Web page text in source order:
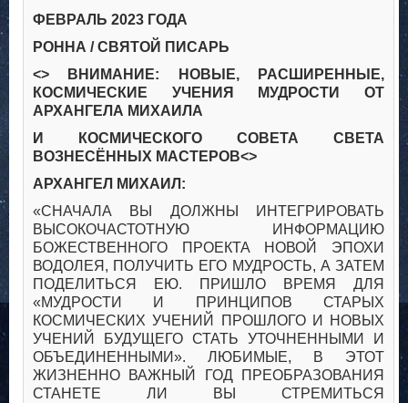
ФЕВРАЛЬ 2023 ГОДА
РОННА / СВЯТОЙ ПИСАРЬ
<> ВНИМАНИЕ: НОВЫЕ, РАСШИРЕННЫЕ,
КОСМИЧЕСКИЕ УЧЕНИЯ МУДРОСТИ ОТ
АРХАНГЕЛА МИХАИЛА
И КОСМИЧЕСКОГО СОВЕТА СВЕТА
ВОЗНЕСЁННЫХ МАСТЕРОВ<>
АРХАНГЕЛ МИХАИЛ:
«СНАЧАЛА ВЫ ДОЛЖНЫ ИНТЕГРИРОВАТЬ
ВЫСОКОЧАСТОТНУЮ ИНФОРМАЦИЮ
БОЖЕСТВЕННОГО ПРОЕКТА НОВОЙ ЭПОХИ
ВОДОЛЕЯ, ПОЛУЧИТЬ ЕГО МУДРОСТЬ, А ЗАТЕМ
ПОДЕЛИТЬСЯ ЕЮ. ПРИШЛО ВРЕМЯ ДЛЯ
«МУДРОСТИ И ПРИНЦИПОВ СТАРЫХ
КОСМИЧЕСКИХ УЧЕНИЙ ПРОШЛОГО И НОВЫХ
УЧЕНИЙ БУДУЩЕГО СТАТЬ УТОЧНЕННЫМИ И
ОБЪЕДИНЕННЫМИ». ЛЮБИМЫЕ, В ЭТОТ
ЖИЗНЕННО ВАЖНЫЙ ГОД ПРЕОБРАЗОВАНИЯ
СТАНЕТЕ ЛИ ВЫ СТРЕМИТЬСЯ